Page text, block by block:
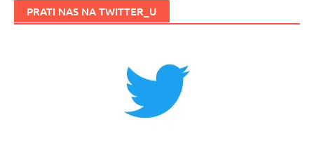
PRATI NAS NA TWITTER_U